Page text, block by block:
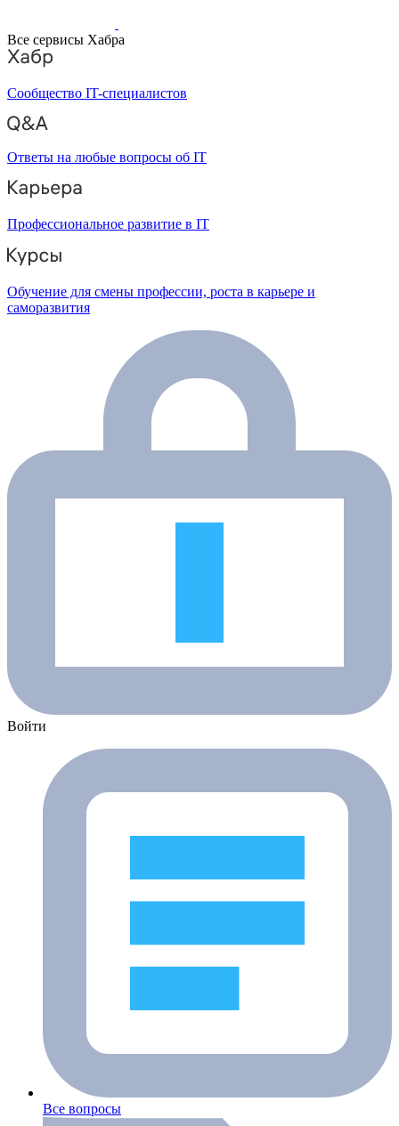
Все сервисы Хабра
Сообщество IT-специалистов
Ответы на любые вопросы об IT
Профессиональное развитие в IT
Обучение для смены профессии, роста в карьере и
саморазвития
Войти
Все вопросы